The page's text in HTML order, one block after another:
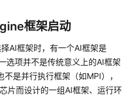
框架启动
AI框架时，有一个AI框架是
选项并不是传统意义上的AI框架
是并行执行框架（如MPI），
片而设计的一组AI框架、运行环